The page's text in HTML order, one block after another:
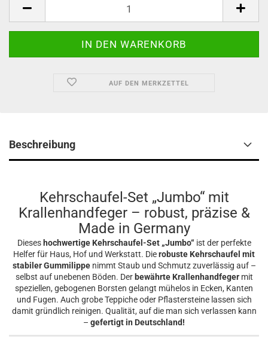
AUF DEN MERKZETTEL
Beschreibung
Kehrschaufel-Set „Jumbo“ mit
Krallenhandfeger – robust, präzise &
Made in Germany
Dieses hochwertige Kehrschaufel-Set „Jumbo“ ist der perfekte
Helfer für Haus, Hof und Werkstatt. Dierobuste Kehrschaufel mit
stabiler Gummilippenimmt Staub und Schmutz zuverlässig auf –
selbst auf unebenen Böden. Der bewährte Krallenhandfegermit
speziellen, gebogenen Borsten gelangt mühelos in Ecken, Kanten
und Fugen. Auch grobe Teppiche oder Pflastersteine lassen sich
damit gründlich reinigen. Qualität, auf die man sich verlassen kann
– gefertigt in Deutschland!